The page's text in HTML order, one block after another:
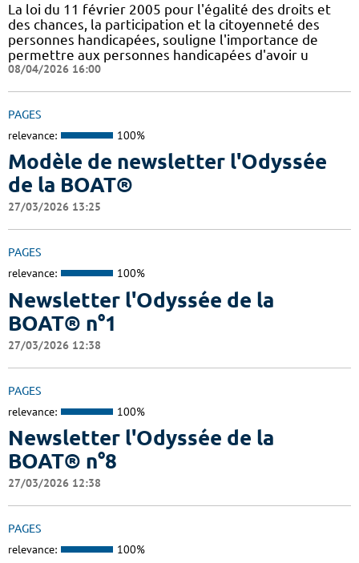
La loi du 11 février 2005 pour l'égalité des droits et
des chances, la participation et la citoyenneté des
personnes handicapées, souligne l'importance de
permettre aux personnes handicapées d'avoir u
08/04/2026 16:00
PAGES
relevance: 100%
Modèle de newsletter l'Odyssée
de la BOAT®
27/03/2026 13:25
PAGES
relevance: 100%
Newsletter l'Odyssée de la
BOAT® n°1
27/03/2026 12:38
PAGES
relevance: 100%
Newsletter l'Odyssée de la
BOAT® n°8
27/03/2026 12:38
PAGES
relevance: 100%